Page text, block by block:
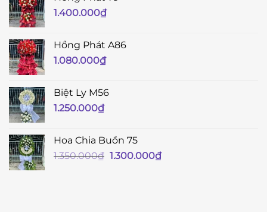
1.400.000₫
Hồng Phát A86
1.080.000₫
Biệt Ly M56
1.250.000₫
Hoa Chia Buồn 75
1.350.000₫ Giá
1.300.000₫Giá